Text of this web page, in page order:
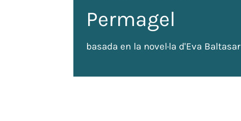
Permagel
basada en la novel·la d'Eva Baltasar